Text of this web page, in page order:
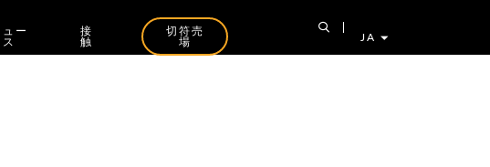
ー
ス
接
触
切符売
場 JA